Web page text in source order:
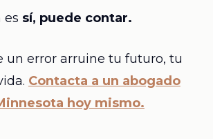
es sí, puede contar.
un error arruine tu futuro, tu
Contacta a un abogado
hoy mismo.